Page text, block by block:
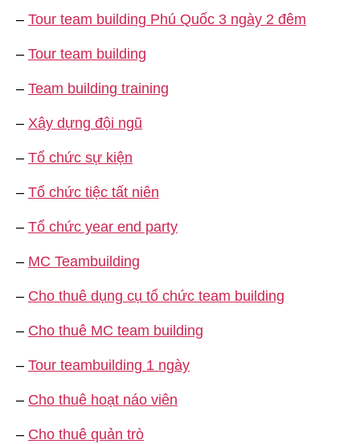
– Tour team building Phú Quốc 3 ngày 2 đêm
– Tour team building
– Team building training
– Xây dựng đội ngũ
– Tổ chức sự kiện
– Tổ chức tiệc tất niên
– Tổ chức year end party
– MC Teambuilding
– Cho thuê dụng cụ tổ chức team building
– Cho thuê MC team building
– Tour teambuilding 1 ngày
– Cho thuê hoạt náo viên
– Cho thuê quản trò